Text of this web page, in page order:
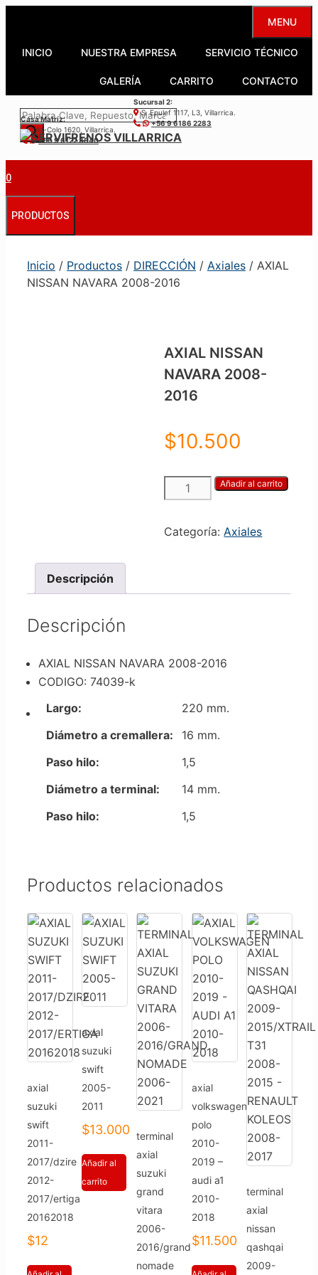
contenido
MENU
INICIO NUESTRA EMPRESA SERVICIO TÉCNICO
GALERÍA CARRITO CONTACTO
Búsqueda
de
productos
Casa Matríz:
Colo-Colo 1620, Villarrica.
+56 9 6122 3840
Sucursal 2:
S. Epulef 1117, L3, Villarrica.
+56 9 6186 2283
0
PRODUCTOS
Inicio / Productos / DIRECCIÓN / Axiales / AXIAL
NISSAN NAVARA 2008-2016
AXIAL NISSAN
NAVARA 2008-
2016
$10.500
AXIAL
NISSAN
2008-
Añadir al carrito
Categoría:Axiales
Descripción
Descripción
AXIAL NISSAN NAVARA 2008-2016
CODIGO: 74039-k
Largo:
220 mm.
Diámetro a cremallera:
16 mm.
Paso hilo:
1,5
Diámetro a terminal:
14 mm.
Paso hilo:
1,5
Productos relacionados
axial
suzuki
swift
2011-
2017/dzire
2012-
2017/ertiga
20162018
$12
axial
suzuki
swift
2005-
2011
$13.000
Añadir al
carrito
terminal
axial
suzuki
grand
vitara
2006-
2016/grand
nomade
axial
volkswagen
polo
2010-
2019 –
audi a1
2010-
2018
$11.500
terminal
axial
nissan
qashqai
2009-